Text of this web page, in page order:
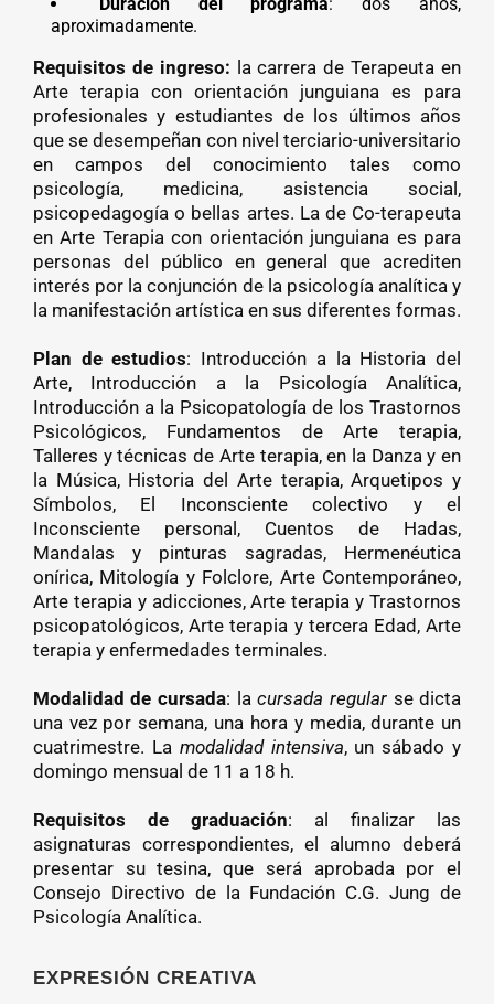
aproximadamente.
Requisitos de ingreso: la carrera de Terapeuta en
Arte terapia con orientación junguiana es para
profesionales y estudiantes de los últimos años
que se desempeñan con nivel terciario-universitario
en campos del conocimiento tales como
psicología, medicina, asistencia social,
psicopedagogía o bellas artes. La de Co-terapeuta
en Arte Terapia con orientación junguiana es para
personas del público en general que acrediten
interés por la conjunción de la psicología analítica y
la manifestación artística en sus diferentes formas.
Plan de estudios: Introducción a la Historia del
Arte, Introducción a la Psicología Analítica,
Introducción a la Psicopatología de los Trastornos
Psicológicos, Fundamentos de Arte terapia,
Talleres y técnicas de Arte terapia, en la Danza y en
la Música, Historia del Arte terapia, Arquetipos y
Símbolos, El Inconsciente colectivo y el
Inconsciente personal, Cuentos de Hadas,
Mandalas y pinturas sagradas, Hermenéutica
onírica, Mitología y Folclore, Arte Contemporáneo,
Arte terapia y adicciones, Arte terapia y Trastornos
psicopatológicos, Arte terapia y tercera Edad, Arte
terapia y enfermedades terminales.
Modalidad de cursada: lacursada regularse dicta
una vez por semana, una hora y media, durante un
cuatrimestre. La modalidad intensiva, un sábado y
domingo mensual de 11 a 18 h.
Requisitos de graduación: al finalizar las
asignaturas correspondientes, el alumno deberá
presentar su tesina, que será aprobada por el
Consejo Directivo de la Fundación C.G. Jung de
Psicología Analítica.
EXPRESIÓN CREATIVA